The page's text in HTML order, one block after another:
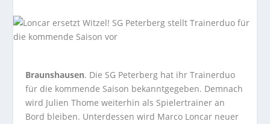
Braunshausen. Die SG Peterberg hat ihr Trainerduo
für die kommende Saison bekanntgegeben. Demnach
wird Julien Thome weiterhin als Spielertrainer an
Bord bleiben. Unterdessen wird Marco Loncar neuer